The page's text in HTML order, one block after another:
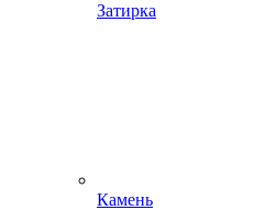
Затирка
Камень